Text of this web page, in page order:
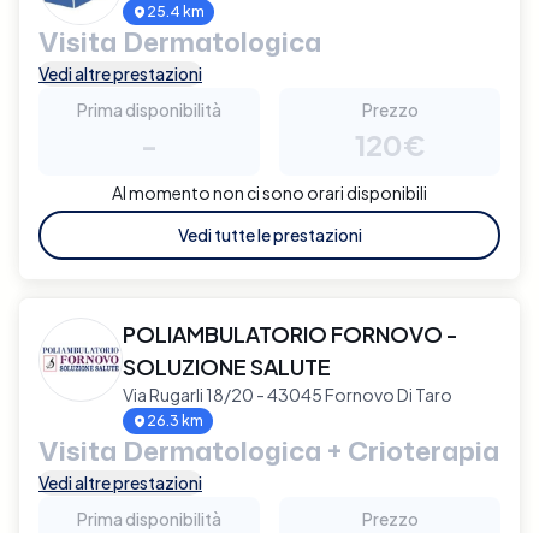
25.4 km
Visita Dermatologica
Vedi altre prestazioni
Prima disponibilità
-
Prezzo
120€
Al momento non ci sono orari disponibili
Vedi tutte le prestazioni
POLIAMBULATORIO FORNOVO -
SOLUZIONE SALUTE
Via Rugarli 18/20 - 43045 Fornovo Di Taro
26.3 km
Visita Dermatologica + Crioterapia
Vedi altre prestazioni
Prima disponibilità
Prezzo